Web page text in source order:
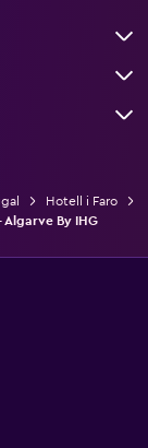
Hotell i Faro
By IHG